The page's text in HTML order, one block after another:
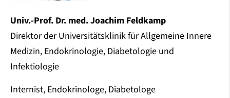
Univ.-Prof. Dr. med. Joachim Feldkamp
Direktor der Universitätsklinik für Allgemeine Innere
Medizin, Endokrinologie, Diabetologie und
Infektiologie
Internist, Endokrinologe, Diabetologe